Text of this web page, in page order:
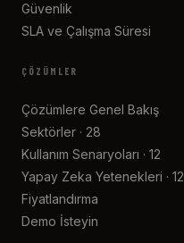
Güvenlik
SLA ve Çalışma Süresi
ÇÖZÜMLER
Çözümlere Genel Bakış
Sektörler · 28
Kullanım Senaryoları · 12
Yapay Zeka Yetenekleri · 12
Fiyatlandırma
Demo İsteyin